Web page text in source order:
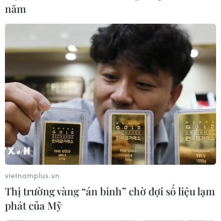
'Phá rào' trèo vào trụ sở VFF đòi
mua vé trận Việt Nam-Malaysia
10/12/2018 05:07
Sáng 10/12, trụ sở của VFF đã bị người dân quây kín.
Nhiều cổ động viên quá khích đã nổi nóng, trèo rào,
cổng vào bên trong đòi mua vé.
năm
vietnamplus.vn
Thị trường vàng “án binh” chờ đợi số liệu lạm
phát của Mỹ